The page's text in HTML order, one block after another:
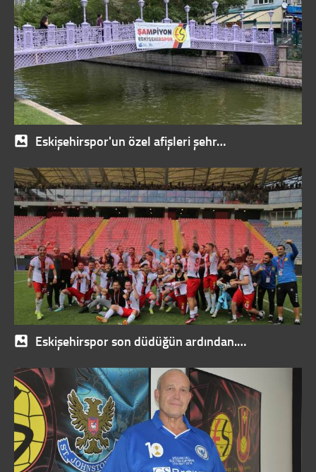
Eskişehirspor'un özel afişleri şehr…
Eskişehirspor son düdüğün ardından.…